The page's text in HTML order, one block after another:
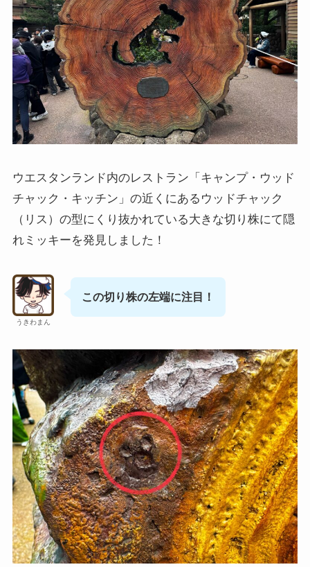
ウエスタンランド内のレストラン「キャンプ・ウッド
チャック・キッチン」の近くにあるウッドチャック
（リス）の型にくり抜かれている大きな切り株にて隠
れミッキーを発見しました！
うきわまん
この切り株の左端に注目！